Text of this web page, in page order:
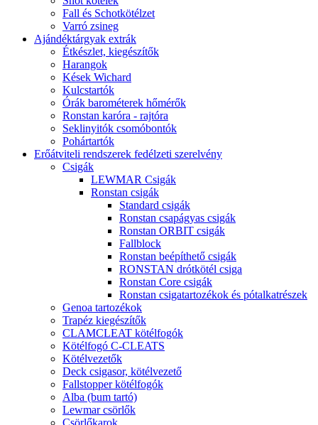
Fall és Schotkötélzet
Varró zsineg
Ajándéktárgyak extrák
Étkészlet, kiegészítők
Harangok
Kések Wichard
Kulcstartók
Órák barométerek hőmérők
Ronstan karóra - rajtóra
Seklinyitók csomóbontók
Pohártartók
Erőátviteli rendszerek fedélzeti szerelvény
Csigák
LEWMAR Csigák
Ronstan csigák
Standard csigák
Ronstan csapágyas csigák
Ronstan ORBIT csigák
Fallblock
Ronstan beépíthető csigák
RONSTAN drótkötél csiga
Ronstan Core csigák
Ronstan csigatartozékok és pótalkatrészek
Genoa tartozékok
Trapéz kiegészítők
CLAMCLEAT kötélfogók
Kötélfogó C-CLEATS
Kötélvezetők
Deck csigasor, kötélvezető
Fallstopper kötélfogók
Alba (bum tartó)
Lewmar csörlők